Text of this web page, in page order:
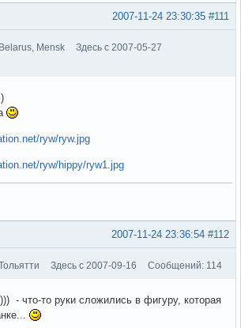
#111
2007-11-24 23:30:35
Mensk
Здесь с 2007-05-27
ryw/ryw.jpg
ryw/hippy/ryw1.jpg
#112
2007-11-24 23:36:54
Здесь с 2007-09-16 Сообщений: 114
- что-то руки сложились в фигуру, которая